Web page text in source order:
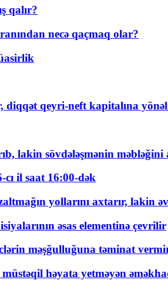
qalır?
necə qaçmaq olar?
diqqət qeyri-neft kapitalına
lakin sövdələşmənin məbləğini
il saat 16:00-dək
yollarını axtarır, lakin
əsas elementinə çevrilir
məşğulluğuna təminat
həyata yetməyən